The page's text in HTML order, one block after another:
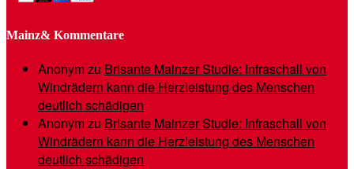
Mainz& Kommentare
Anonymzu Brisante Mainzer Studie: Infraschall von
Windrädern kann die Herzleistung des Menschen
deutlich schädigen
Anonymzu Brisante Mainzer Studie: Infraschall von
Windrädern kann die Herzleistung des Menschen
deutlich schädigen